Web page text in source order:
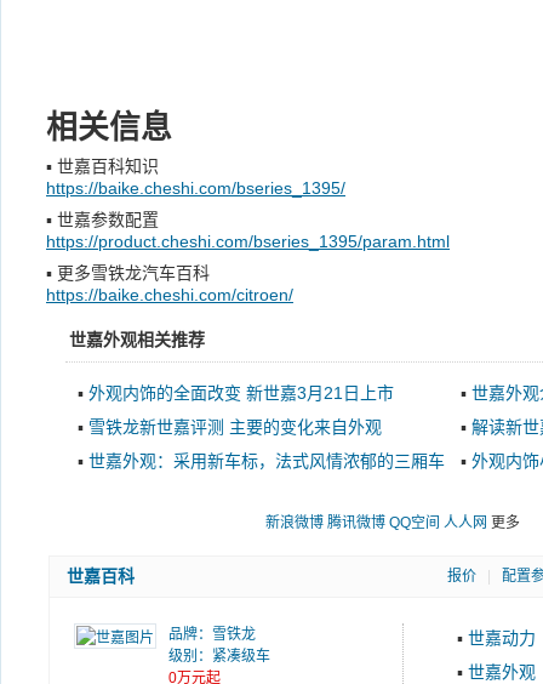
相关信息
▪ 世嘉百科知识
https://baike.cheshi.com/bseries_1395/
▪ 世嘉参数配置
https://product.cheshi.com/bseries_1395/param.html
▪ 更多雪铁龙汽车百科
https://baike.cheshi.com/citroen/
世嘉外观相关推荐
▪ 外观内饰的全面改变 新世嘉3月21日上市 ▪ 世嘉外观
▪ 雪铁龙新世嘉评测 主要的变化来自外观 ▪ 解读新
▪ 世嘉外观：采用新车标，法式风情浓郁的三厢车 ▪ 外观内
新浪微博 腾讯微博 QQ空间 人人网 更多
报价 配置
世嘉百科
品牌： 雪铁龙
级别：紧凑级车
0万元起
▪ 世嘉动力
▪ 世嘉外观